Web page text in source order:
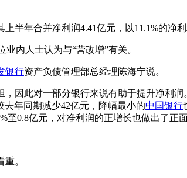
年合并净利润4.41亿元，以11.1%的净利
内人士认为与“营改增”有关。
银行资产负债管理部总经理陈海宁说。
此对一部分银行来说有助于提升净利润
年同期减少42亿元，降幅最小的中国银行
0.8亿元，对净利润的正增长也做出了正面
。